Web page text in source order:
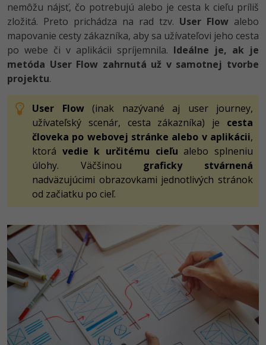
Adobe Illustrator -80%
Adobe Lightroom -30%
-15%
-25%
Adobe After Effects
Blender -80%
Inkscape
-80%
Video
Ostatné
Fórum
Médiá
Kariéra
nemôžu nájsť, čo potrebujú alebo je cesta k cieľu príliš
zložitá. Preto prichádza na rad tzv. User Flow alebo
mapovanie cesty zákazníka, aby sa užívateľovi jeho cesta
po webe či v aplikácii spríjemnila. Ideálne je, ak je
metóda User Flow zahrnutá už v samotnej tvorbe
projektu.
User Flow(inak nazývané aj user journey,
užívateľský scenár, cesta zákazníka) je cesta
človeka po webovej stránke alebo v aplikácii,
ktorá vedie k určitému cieľu alebo splneniu
úlohy. Väčšinou graficky stvárnená
nadväzujúcimi obrazovkami jednotlivých stránok
od začiatku po cieľ.